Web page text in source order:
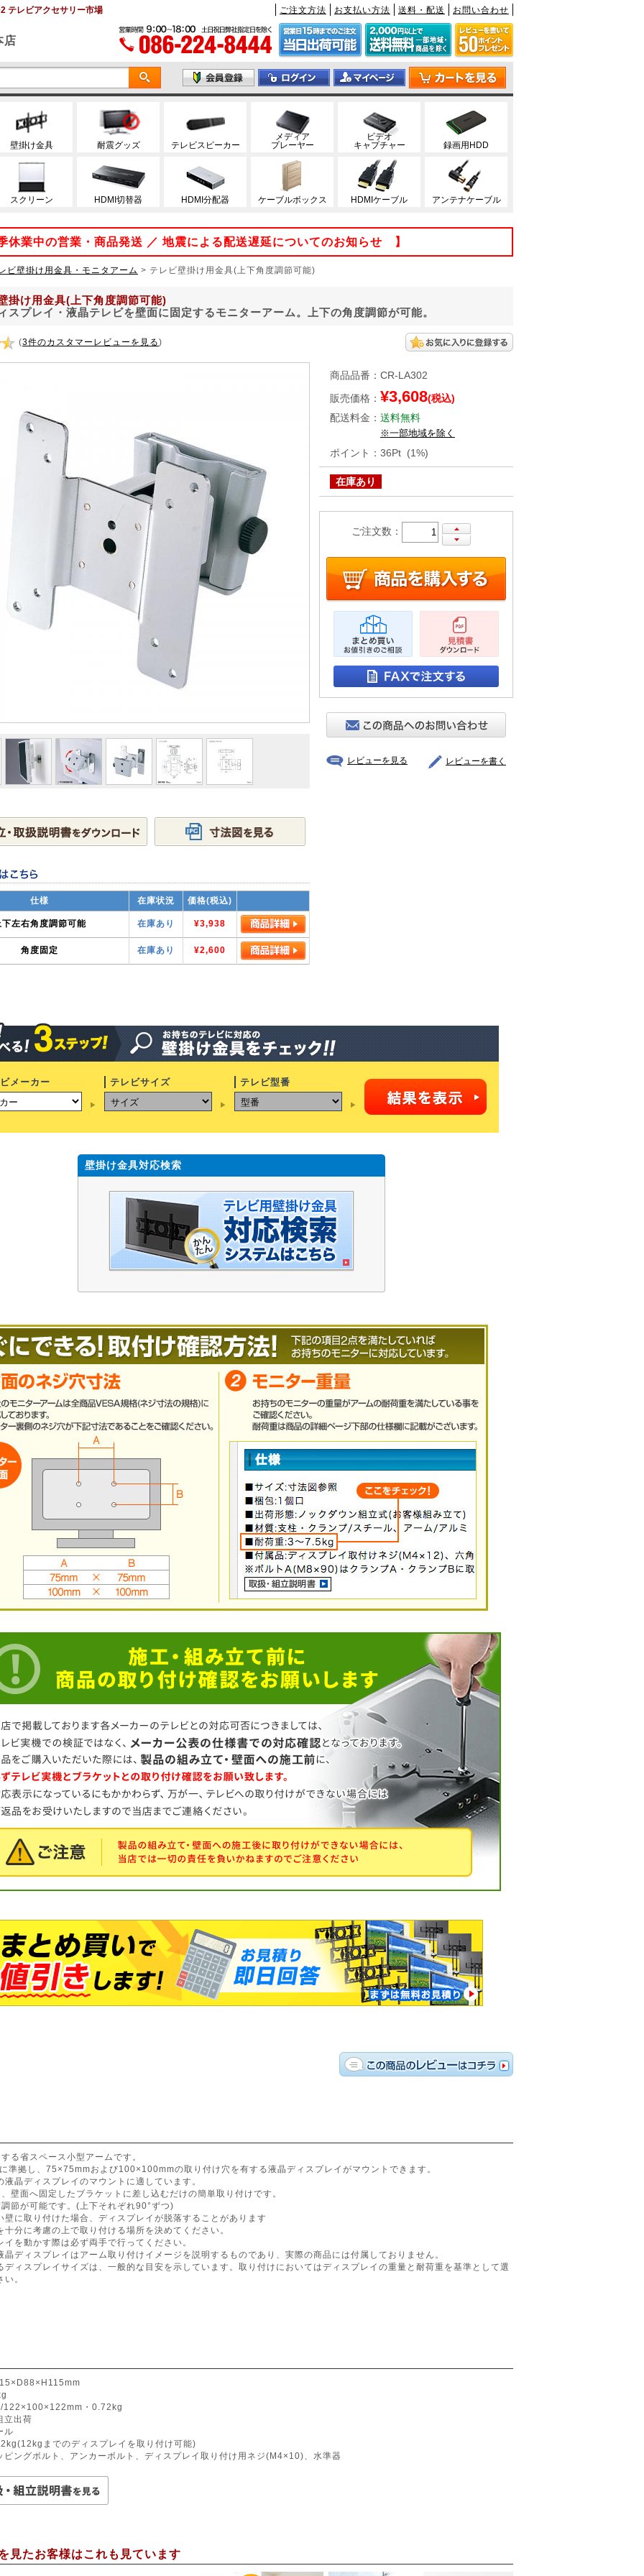
テレビアクセサリー市場 ご注文方法 お支払い方法 送料・配送 お問い合わせ
壁掛け金具 耐震グッズ テレビスピーカー
メディア
プレーヤー
ビデオ
キャプチャー
録画用HDD
スクリーン HDMI切替器 HDMI分配器 ケーブルボックス HDMIケーブル アンテナケーブル
業中の営業・商品発送 ／ 地震による配送遅延についてのお知らせ 】
ビ壁掛け用金具・モニタアーム > テレビ壁掛け用金具(上下角度調節可能)
掛け用金具(上下角度調節可能)
スプレイ・液晶テレビを壁面に固定するモニターアーム。上下の角度調節が可能。
(3件のカスタマーレビューを見る)
仕様 在庫状況 価格(税込)
下左右角度調節可能 在庫あり ¥3,938
角度固定 在庫あり ¥2,600
商品品番 ： CR-LA302
販売価格 ： ¥3,608(税込)
配送料金 ： 送料無料
※一部地域を除く
ポイント ： 36Pt (1%)
在庫あり
ご注文数：
レビューを見る レビューを書く
メーカー テレビサイズ テレビ型番
壁掛け金具対応検索
る省スペース小型アームです。
準拠し、75×75mmおよび100×100mmの取り付け穴を有する液晶ディスプレイがマウントできます。
晶ディスプレイのマウントに適しています。
壁面へ固定したブラケットに差し込むだけの簡単取り付けです。
節が可能です。(上下それぞれ90°ずつ)
に取り付けた場合、ディスプレイが脱落することがあります
分に考慮の上で取り付ける場所を決めてください。
を動かす際は必ず両手で行ってください。
ディスプレイはアーム取り付けイメージを説明するものであり、実際の商品には付属しておりません。
ィスプレイサイズは、一般的な目安を示しています。取り付けにおいてはディスプレイの重量と耐荷重を基準として選
。
122×100×122mm・0.72kg
立出荷
ル
までのディスプレイを取り付け可能)
ピングボルト、アンカーボルト、ディスプレイ取り付け用ネジ(M4×10)、水準器
見たお客様はこれも見ています